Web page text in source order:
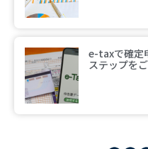
e-taxで確定
ステップを